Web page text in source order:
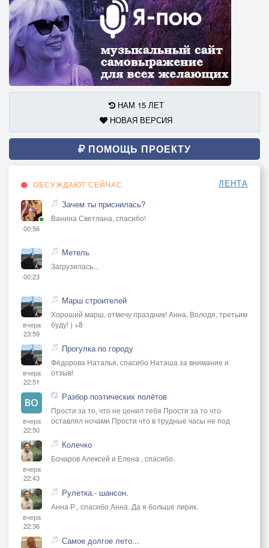
НАМ 15 ЛЕТ
НОВАЯ ВЕРСИЯ
ПОМОЩЬ ПРОЕКТУ
ОБСУЖДАЮТ СЕЙЧАС ЛЕНТА
00:56
Зачем ты приснилась?
Ванина Светлана, спасибо!
00:23
Метель
Загрузилась...
вчера
23:59
Марш строителей
Хороший марш, отмечу праздник! Анна, Володя, третьим
буду! ) +8
вчера
22:51
Прогулка по городу
Фёдорова Наталья, спасибо Наташа за внимание и
отзыв!
вчера
22:50
Разбор поэтических полётов
Прости за то, что не ценил тебя Прости за то что
оставлял ночами Прости что в трудные часы не под
вчера
22:43
Колечко
Бочаров Алексей и Елена , спасибо.
вчера
22:36
Рулетка.- шансон.
Анна Р., спасибо Анна. Да я больше лирик.
Самое долгое лето...